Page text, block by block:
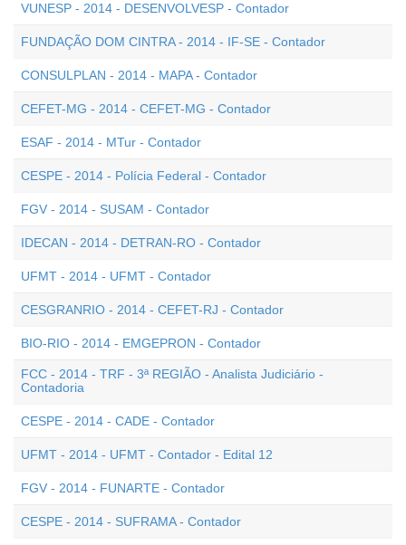
VUNESP - 2014 - DESENVOLVESP - Contador
FUNDAÇÃO DOM CINTRA - 2014 - IF-SE - Contador
CONSULPLAN - 2014 - MAPA - Contador
CEFET-MG - 2014 - CEFET-MG - Contador
ESAF - 2014 - MTur - Contador
CESPE - 2014 - Polícia Federal - Contador
FGV - 2014 - SUSAM - Contador
IDECAN - 2014 - DETRAN-RO - Contador
UFMT - 2014 - UFMT - Contador
CESGRANRIO - 2014 - CEFET-RJ - Contador
BIO-RIO - 2014 - EMGEPRON - Contador
FCC - 2014 - TRF - 3ª REGIÃO - Analista Judiciário -
Contadoria
CESPE - 2014 - CADE - Contador
UFMT - 2014 - UFMT - Contador - Edital 12
FGV - 2014 - FUNARTE - Contador
CESPE - 2014 - SUFRAMA - Contador